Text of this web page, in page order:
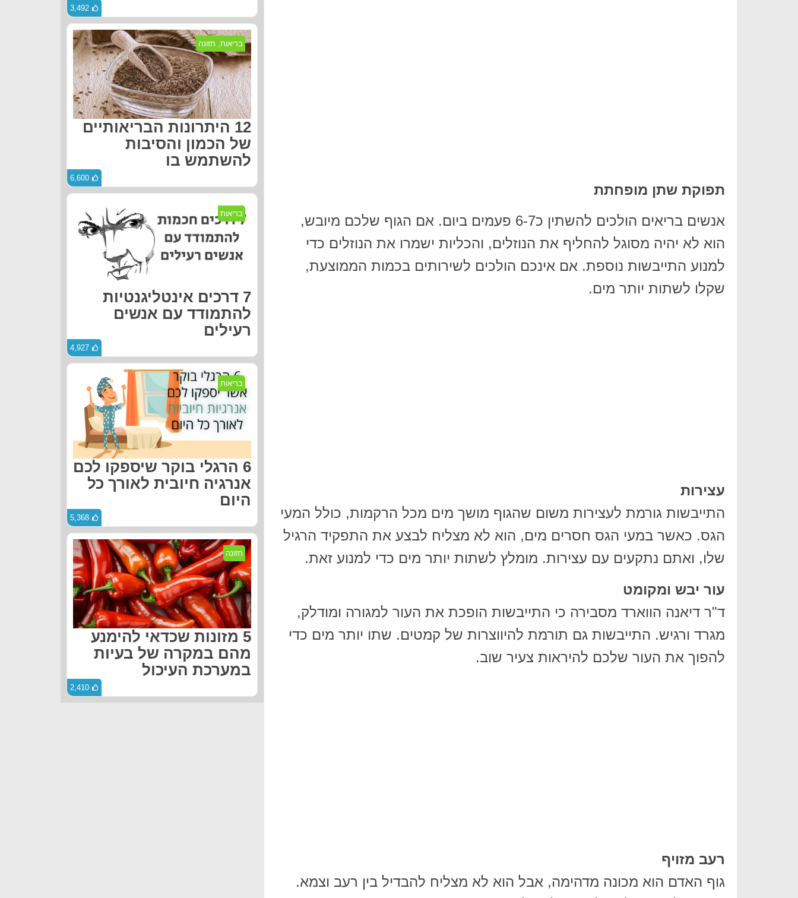
תפוקת שתן מופחתת
אנשים בריאים הולכים להשתין כ6-7 פעמים ביום. אם הגוף שלכם מיובש,
הוא לא יהיה מסוגל להחליף את הנוזלים, והכליות ישמרו את הנוזלים כדי
למנוע התייבשות נוספת. אם אינכם הולכים לשירותים בכמות הממוצעת,
שקלו לשתות יותר מים.
עצירות
התייבשות גורמת לעצירות משום שהגוף מושך מים מכל הרקמות, כולל המעי
הגס. כאשר במעי הגס חסרים מים, הוא לא מצליח לבצע את התפקיד הרגיל
שלו, ואתם נתקעים עם עצירות. מומלץ לשתות יותר מים כדי למנוע זאת.
עור יבש ומקומט
ד"ר דיאנה הווארד מסבירה כי התייבשות הופכת את העור למגורה ומודלק,
מגרד ורגיש. התייבשות גם תורמת להיווצרות של קמטים. שתו יותר מים כדי
להפוך את העור שלכם להיראות צעיר שוב.
רעב מזויף
גוף האדם הוא מכונה מדהימה, אבל הוא לא מצליח להבדיל בין רעב וצמא.
3,492
בריאות, תזונה
12 היתרונות הבריאותיים
של הכמון והסיבות
להשתמש בו
6,600
בריאות
7 דרכים אינטליגנטיות
להתמודד עם אנשים
רעילים
4,927
בריאות
6 הרגלי בוקר שיספקו לכם
אנרגיה חיובית לאורך כל
היום
5,368
תזונה
5 מזונות שכדאי להימנע
מהם במקרה של בעיות
במערכת העיכול
2,410